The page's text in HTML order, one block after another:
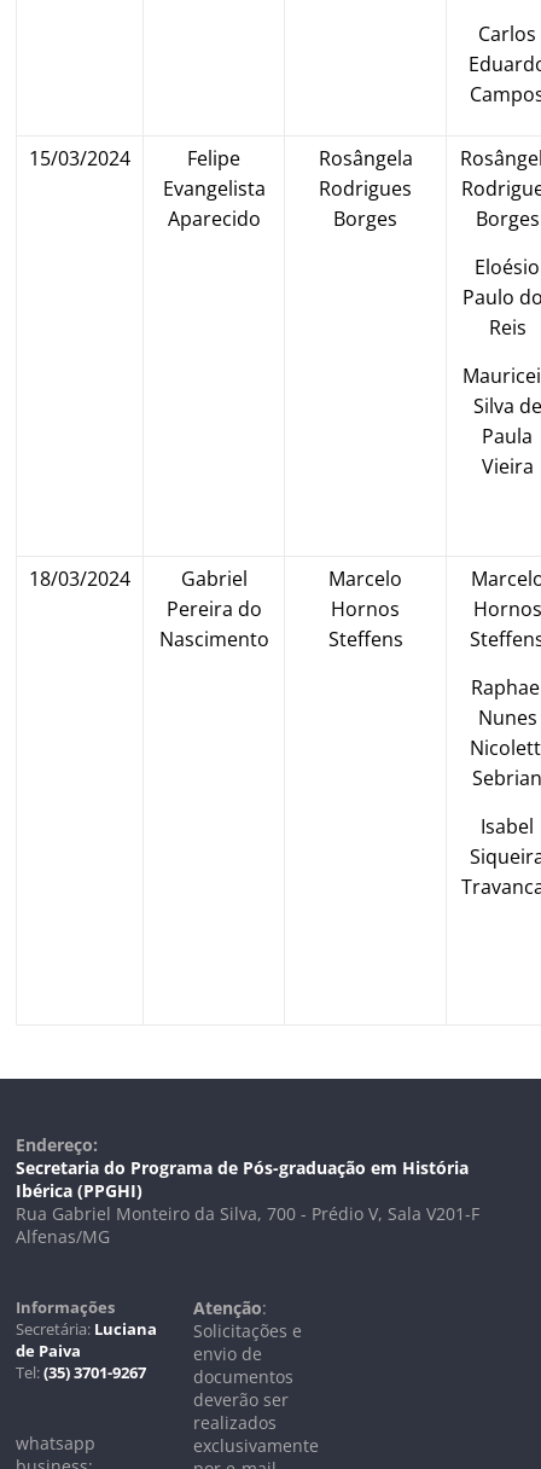
Carlos
15/03/2024
Felipe
Evangelista
Aparecido
Rosângela
Rodrigues
Borges
Borges
Eloésio
Paulo
Reis
Silva de
Paula
Vieira
18/03/2024
Gabriel
Pereira do
Nascimento
Marcelo
Hornos
Steffens
Hornos
Nunes
Isabel
Endereço:
Secretaria do Programa de Pós-graduação em História
Ibérica (PPGHI)
Rua Gabriel Monteiro da Silva, 700 - Prédio V, Sala V201-F
Alfenas/MG
Informações
Secretária: Luciana
de Paiva
Tel:(35) 3701-9267
whatsapp
Atenção:
Solicitações e
envio de
documentos
deverão ser
realizados
exclusivamente